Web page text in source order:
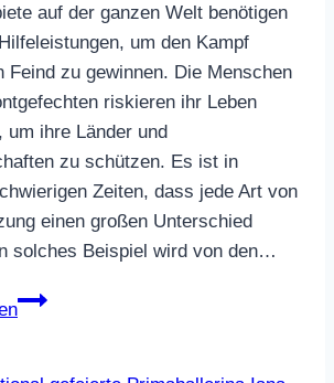
auf der ganzen Welt benötigen
um den Kampf
Feind zu gewinnen. Die Menschen
riskieren ihr Leben
um ihre Länder und
zu schützen. Es ist in
Zeiten, dass jede Art von
einen großen Unterschied
solches Beispiel wird von den…
Solidarität